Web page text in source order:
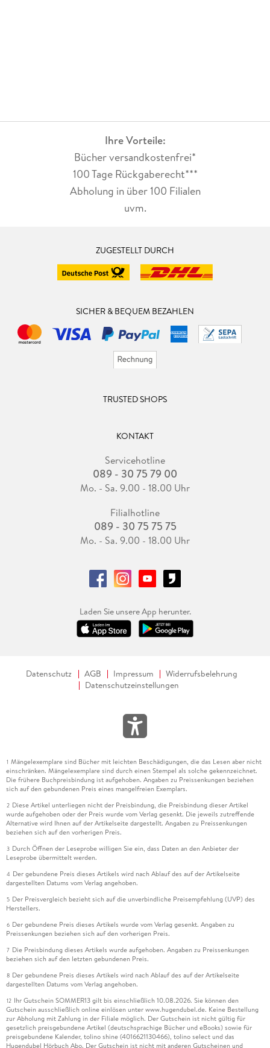
Ihre Vorteile:
Bücher versandkostenfrei*
100 Tage Rückgaberecht***
Abholung in über 100 Filialen
uvm.
ZUGESTELLT DURCH
SICHER & BEQUEM BEZAHLEN
TRUSTED SHOPS
KONTAKT
Servicehotline
089 - 30 75 79 00
Mo. - Sa. 9.00 - 18.00 Uhr
Filialhotline
089 - 30 75 75 75
Mo. - Sa. 9.00 - 18.00 Uhr
Laden Sie unsere App herunter.
Datenschutz AGB Impressum
Widerrufsbelehrung
Datenschutzeinstellungen
1 Mängelexemplare sind Bücher mit leichten Beschädigungen, die das Lesen aber nicht
einschränken. Mängelexemplare sind durch einen Stempel als solche gekennzeichnet.
Die frühere Buchpreisbindung ist aufgehoben. Angaben zu Preissenkungen beziehen
sich auf den gebundenen Preis eines mangelfreien Exemplars.
2 Diese Artikel unterliegen nicht der Preisbindung, die Preisbindung dieser Artikel
wurde aufgehoben oder der Preis wurde vom Verlag gesenkt. Die jeweils zutreffende
Alternative wird Ihnen auf der Artikelseite dargestellt. Angaben zu Preissenkungen
beziehen sich auf den vorherigen Preis.
3 Durch Öffnen der Leseprobe willigen Sie ein, dass Daten an den Anbieter der
Leseprobe übermittelt werden.
4 Der gebundene Preis dieses Artikels wird nach Ablauf des auf der Artikelseite
dargestellten Datums vom Verlag angehoben.
5 Der Preisvergleich bezieht sich auf die unverbindliche Preisempfehlung (UVP) des
Herstellers.
6 Der gebundene Preis dieses Artikels wurde vom Verlag gesenkt. Angaben zu
Preissenkungen beziehen sich auf den vorherigen Preis.
7 Die Preisbindung dieses Artikels wurde aufgehoben. Angaben zu Preissenkungen
beziehen sich auf den letzten gebundenen Preis.
8 Der gebundene Preis dieses Artikels wird nach Ablauf des auf der Artikelseite
dargestellten Datums vom Verlag angehoben.
12 Ihr Gutschein SOMMER13 gilt bis einschließlich 10.08.2026. Sie können den
Gutschein ausschließlich online einlösen unter www.hugendubel.de. Keine Bestellung
zur Abholung mit Zahlung in der Filiale möglich. Der Gutschein ist nicht gültig für
gesetzlich preisgebundene Artikel (deutschsprachige Bücher und eBooks) sowie für
preisgebundene Kalender, tolino shine (4016621130466), tolino select und das
Hugendubel Hörbuch Abo. Der Gutschein ist nicht mit anderen Gutscheinen und